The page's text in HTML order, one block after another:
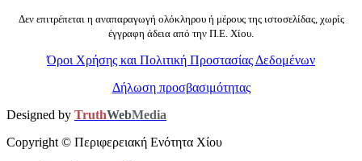
Δεν επιτρέπεται η αναπαραγωγή ολόκληρου ή μέρους της ιστοσελίδας, χωρίς
έγγραφη άδεια από την Π.Ε. Χίου.
Όροι Χρήσης και Πολιτική Προστασίας Δεδομένων
Δήλωση προσβασιμότητας
Designed by TruthWebMedia
Copyright © Περιφερειακή Ενότητα Χίου